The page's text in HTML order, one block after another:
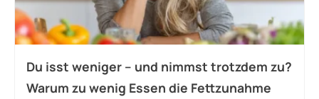
Du isst weniger – und nimmst trotzdem zu?
Warum zu wenig Essen die Fettzunahme